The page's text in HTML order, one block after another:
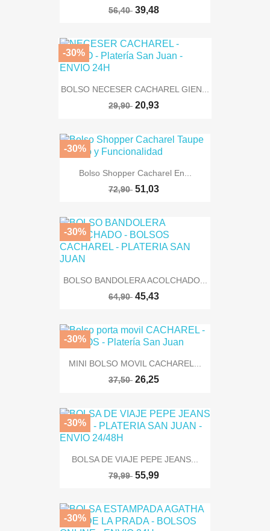
56,40 39,48
BOLSO NECESER CACHAREL GIEN...
29,90 20,93
-30%
Bolso Shopper Cacharel En...
72,90 51,03
-30%
BOLSO BANDOLERA ACOLCHADO...
64,90 45,43
-30%
MINI BOLSO MOVIL CACHAREL...
37,50 26,25
-30%
BOLSA DE VIAJE PEPE JEANS...
79,99 55,99
-30%
-30%